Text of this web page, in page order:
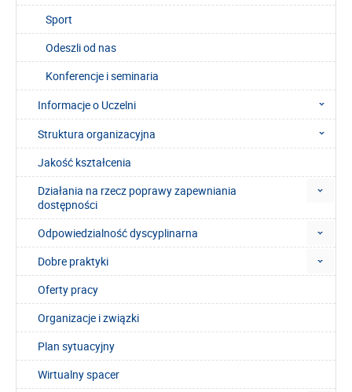
Sport
Odeszli od nas
Konferencje i seminaria
Informacje o Uczelni
Struktura organizacyjna
Jakość kształcenia
Działania na rzecz poprawy zapewniania
dostępności
Odpowiedzialność dyscyplinarna
Dobre praktyki
Oferty pracy
Organizacje i związki
Plan sytuacyjny
Wirtualny spacer